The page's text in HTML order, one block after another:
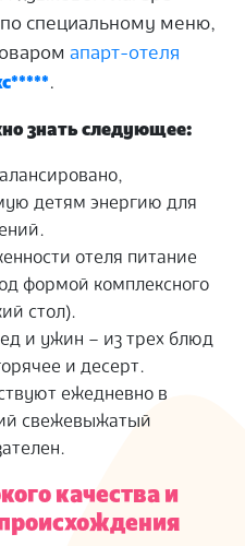
по специальному меню,
апарт-отеля
.
знать следующее:
детям энергию для
отеля питание
формой комплексного
стол).
и ужин – из трех блюд
и десерт.
ежедневно в
свежевыжатый
качества и